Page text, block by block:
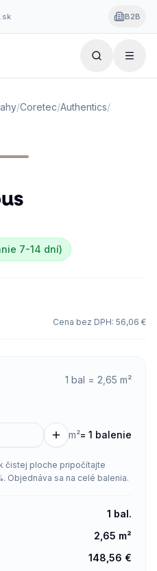
B2B
/Coretec/Authentics/
7-14 dní)
Cena bez DPH: 56,06 €
1 bal = 2,65 m²
m²= 1 balenie
čistej ploche pripočítajte
Objednáva sa na celé balenia.
1 bal.
2,65 m²
148,56 €